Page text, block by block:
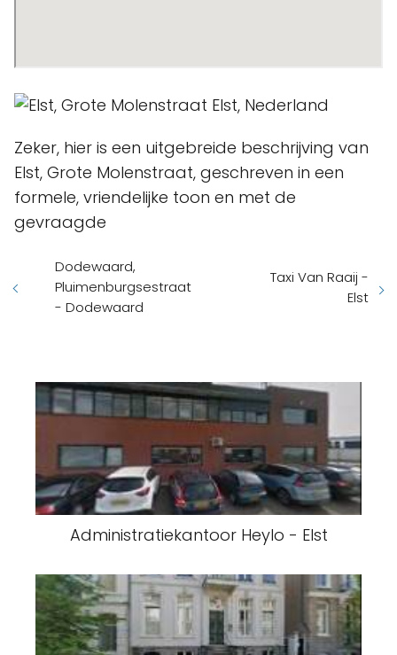
Zeker, hier is een uitgebreide beschrijving van
Elst, Grote Molenstraat, geschreven in een
formele, vriendelijke toon en met de
gevraagde
Dodewaard,
Pluimenburgsestraat
- Dodewaard
Taxi Van Raaij -
Elst
Administratiekantoor Heylo - Elst